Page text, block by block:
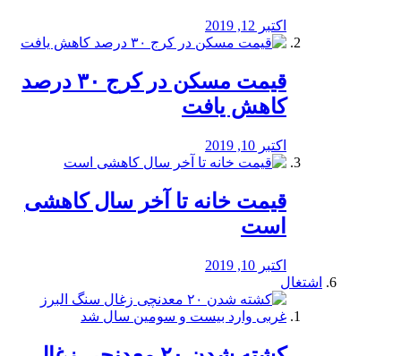
اکتبر 12, 2019
️قیمت مسکن در کرج ۳۰ درصد
کاهش یافت
اکتبر 10, 2019
قیمت خانه تا آخر سال کاهشی
است
اکتبر 10, 2019
اشتغال